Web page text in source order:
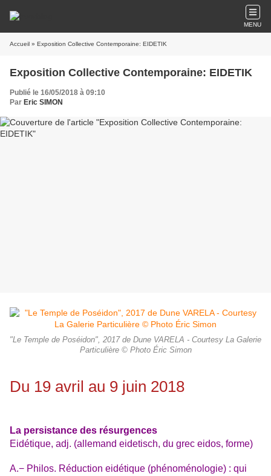
MENU
Accueil » Exposition Collective Contemporaine: EIDETIK
Exposition Collective Contemporaine: EIDETIK
Publié le 16/05/2018 à 09:10
Par Eric SIMON
"Le Temple de Poséidon", 2017 de Dune VARELA - Courtesy La Galerie
Particulière © Photo Éric Simon
Du 19 avril au 9 juin 2018
La persistance des résurgences
Eidétique, adj. (allemand eidetisch, du grec eidos, forme)
A.− Philos. Réduction eidétique (phénoménologie) : qui